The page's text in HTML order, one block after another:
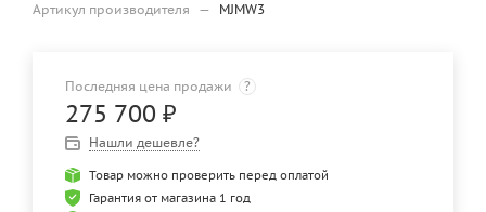
Артикул производителя — MJMW3
Последняя цена продажи ?
275 700 ₽
Нашли дешевле?
Товар можно проверить перед оплатой
Гарантия от магазина 1 год